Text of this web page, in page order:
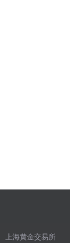
上海黄金交易所